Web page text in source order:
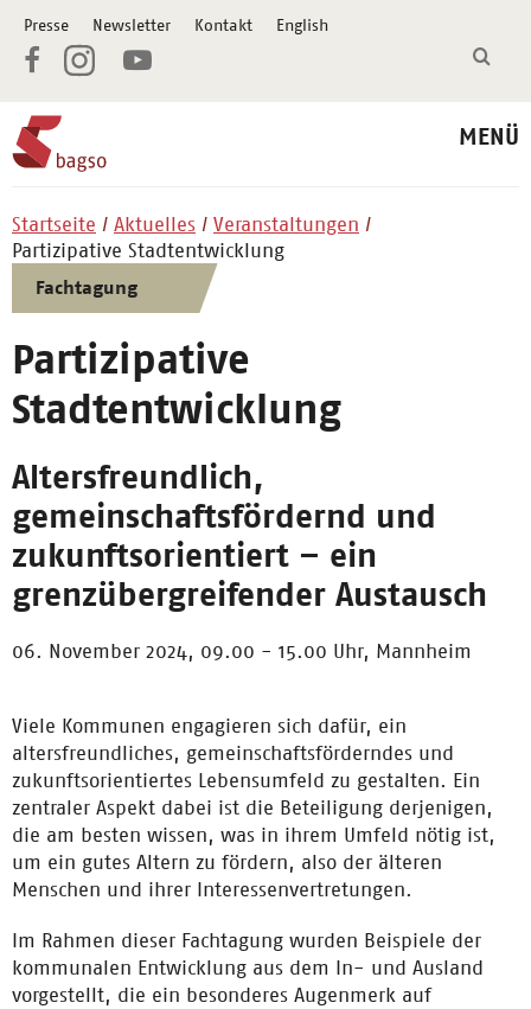
Presse Newsletter Kontakt English
MENÜ
Startseite Aktuelles
Veranstaltungen
Partizipative Stadtentwicklung
Fachtagung
Partizipative
Stadtentwicklung
Altersfreundlich,
gemeinschaftsfördernd und
zukunftsorientiert – ein
grenzübergreifender Austausch
06. November 2024, 09.00 - 15.00 Uhr, Mannheim
Viele Kommunen engagieren sich dafür, ein
altersfreundliches, gemeinschaftsförderndes und
zukunftsorientiertes Lebensumfeld zu gestalten. Ein
zentraler Aspekt dabei ist die Beteiligung derjenigen,
die am besten wissen, was in ihrem Umfeld nötig ist,
um ein gutes Altern zu fördern, also der älteren
Menschen und ihrer Interessenvertretungen.
Im Rahmen dieser Fachtagung wurden Beispiele der
kommunalen Entwicklung aus dem In- und Ausland
vorgestellt, die ein besonderes Augenmerk auf